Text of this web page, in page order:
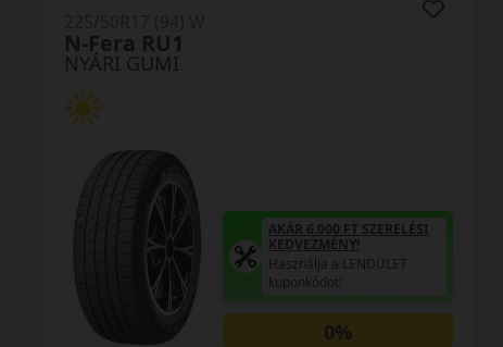
NYÁRI GUMI
K117B Ventus S1 Evo2 MO HRS
AKÁR 6.000 FT SZERELÉSI
KEDVEZMÉNY!
Használja a LENDÜLET
kuponkódot!
0%